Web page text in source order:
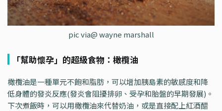
pic via@ wayne marshall
「幫助懷孕」的超級食物：橄欖油
橄欖油是一種單元不飽和脂肪，可以增加胰島素的敏感度和降
低身體的發炎反應(發炎會阻擾排卵、受孕和胎盤的早期發展)。
下次煮飯時，可以用橄欖油來代替奶油，或是直接配上紅酒醋